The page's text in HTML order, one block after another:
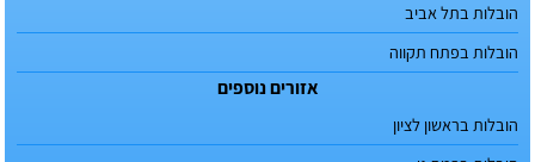
הובלות בתל אביב
הובלות בפתח תקווה
אזורים נוספים
הובלות בראשון לציון